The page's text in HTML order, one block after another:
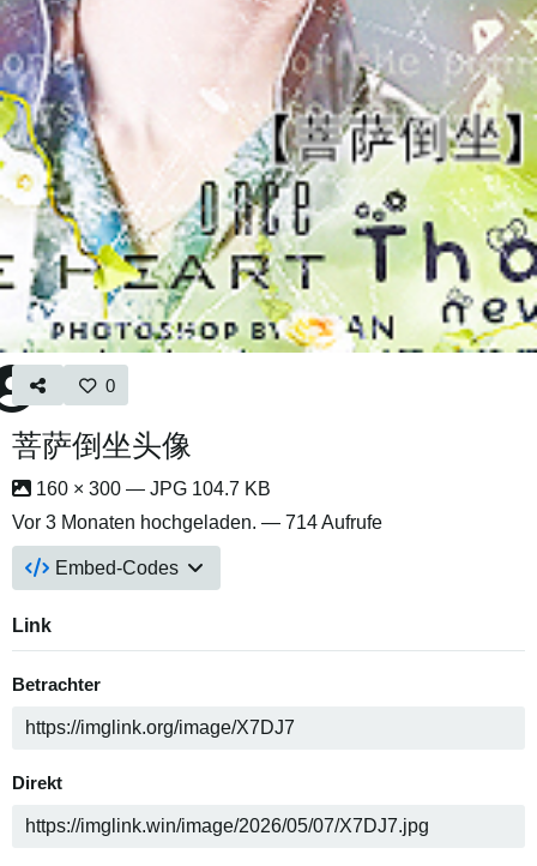
0
菩萨倒坐头像
160 × 300 — JPG 104.7 KB
Vor 3 Monaten hochgeladen. — 714 Aufrufe
Embed-Codes
Link
Betrachter
Direkt